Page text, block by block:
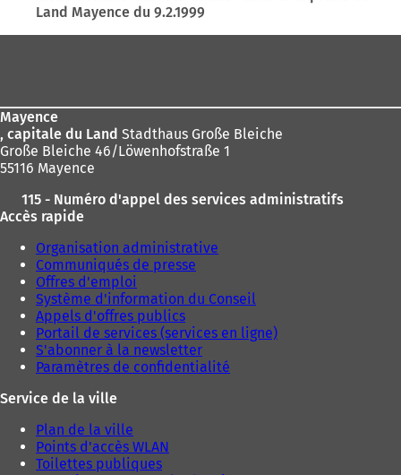
Land Mayence du 9.2.1999
Mayence
, capitale du Land Stadthaus Große Bleiche
Große Bleiche 46/Löwenhofstraße 1
55116 Mayence
115 - Numéro d'appel des services administratifs
Accès rapide
Organisation administrative
Communiqués de presse
Offres d'emploi
Système d'information du Conseil
Appels d'offres publics
Portail de services (services en ligne)
S'abonner à la newsletter
Paramètres de confidentialité
Service de la ville
Plan de la ville
Points d'accès WLAN
Toilettes publiques